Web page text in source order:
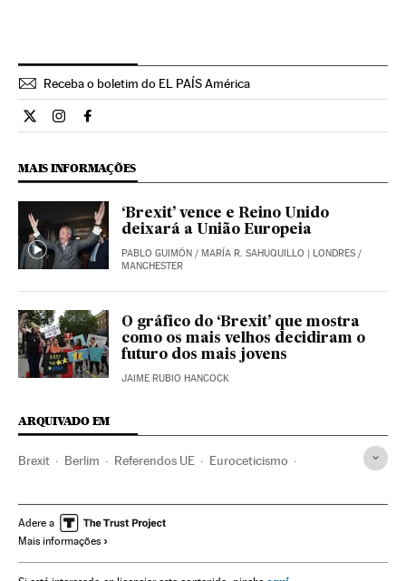
Receba o boletim do EL PAÍS América
Internacional El País Brasil en Twitter
Internacional El País Brasil en Instagram
Internacional El País Brasil en Facebook
MAIS INFORMAÇÕES
‘Brexit’ vence e Reino Unido
deixará a União Europeia
PABLO GUIMÓN / MARÍA R. SAHUQUILLO | LONDRES /
MANCHESTER
O gráfico do ‘Brexit’ que mostra
como os mais velhos decidiram o
futuro dos mais jovens
JAIME RUBIO HANCOCK
ARQUIVADO EM
Brexit Berlim Referendos UE Euroceticismo
Alemanha Itália Europa Central
Europa Ocidental
Adere a
Mais informações